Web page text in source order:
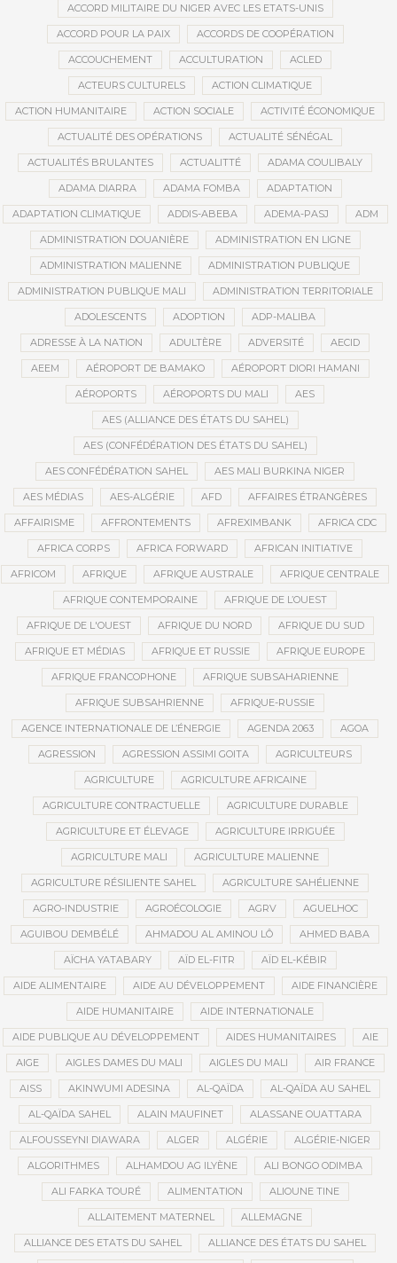
ACCORD MILITAIRE DU NIGER AVEC LES ETATS-UNIS
ACCORD POUR LA PAIX ACCORDS DE COOPÉRATION
ACCOUCHEMENT ACCULTURATION ACLED
ACTEURS CULTURELS ACTION CLIMATIQUE
ACTION HUMANITAIRE ACTION SOCIALE ACTIVITÉ ÉCONOMIQUE
ACTUALITÉ DES OPÉRATIONS ACTUALITÉ SÉNÉGAL
ACTUALITÉS BRULANTES ACTUALITTÉ ADAMA COULIBALY
ADAMA DIARRA ADAMA FOMBA ADAPTATION
ADAPTATION CLIMATIQUE ADDIS-ABEBA ADEMA-PASJ ADM
ADMINISTRATION DOUANIÈRE ADMINISTRATION EN LIGNE
ADMINISTRATION MALIENNE ADMINISTRATION PUBLIQUE
ADMINISTRATION PUBLIQUE MALI ADMINISTRATION TERRITORIALE
ADOLESCENTS ADOPTION ADP-MALIBA
ADRESSE À LA NATION ADULTÈRE ADVERSITÉ AECID
AEEM AÉROPORT DE BAMAKO AÉROPORT DIORI HAMANI
AÉROPORTS AÉROPORTS DU MALI AES
AES (ALLIANCE DES ÉTATS DU SAHEL)
AES (CONFÉDÉRATION DES ÉTATS DU SAHEL)
AES CONFÉDÉRATION SAHEL AES MALI BURKINA NIGER
AES MÉDIAS AES-ALGÉRIE AFD AFFAIRES ÉTRANGÈRES
AFFAIRISME AFFRONTEMENTS AFREXIMBANK AFRICA CDC
AFRICA CORPS AFRICA FORWARD AFRICAN INITIATIVE
AFRICOM AFRIQUE AFRIQUE AUSTRALE AFRIQUE CENTRALE
AFRIQUE CONTEMPORAINE AFRIQUE DE L’OUEST
AFRIQUE DE L'OUEST AFRIQUE DU NORD AFRIQUE DU SUD
AFRIQUE ET MÉDIAS AFRIQUE ET RUSSIE AFRIQUE EUROPE
AFRIQUE FRANCOPHONE AFRIQUE SUBSAHARIENNE
AFRIQUE SUBSAHRIENNE AFRIQUE-RUSSIE
AGENCE INTERNATIONALE DE L’ÉNERGIE AGENDA 2063 AGOA
AGRESSION AGRESSION ASSIMI GOITA AGRICULTEURS
AGRICULTURE AGRICULTURE AFRICAINE
AGRICULTURE CONTRACTUELLE AGRICULTURE DURABLE
AGRICULTURE ET ÉLEVAGE AGRICULTURE IRRIGUÉE
AGRICULTURE MALI AGRICULTURE MALIENNE
AGRICULTURE RÉSILIENTE SAHEL AGRICULTURE SAHÉLIENNE
AGRO-INDUSTRIE AGROÉCOLOGIE AGRV AGUELHOC
AGUIBOU DEMBÉLÉ AHMADOU AL AMINOU LÔ AHMED BABA
AÏCHA YATABARY AÏD EL-FITR AÏD EL-KÉBIR
AIDE ALIMENTAIRE AIDE AU DÉVELOPPEMENT AIDE FINANCIÈRE
AIDE HUMANITAIRE AIDE INTERNATIONALE
AIDE PUBLIQUE AU DÉVELOPPEMENT AIDES HUMANITAIRES AIE
AIGE AIGLES DAMES DU MALI AIGLES DU MALI AIR FRANCE
AISS AKINWUMI ADESINA AL-QAÏDA AL-QAÏDA AU SAHEL
AL-QAÏDA SAHEL ALAIN MAUFINET ALASSANE OUATTARA
ALFOUSSEYNI DIAWARA ALGER ALGÉRIE ALGÉRIE-NIGER
ALGORITHMES ALHAMDOU AG ILYÈNE ALI BONGO ODIMBA
ALI FARKA TOURÉ ALIMENTATION ALIOUNE TINE
ALLAITEMENT MATERNEL ALLEMAGNE
ALLIANCE DES ETATS DU SAHEL ALLIANCE DES ÉTATS DU SAHEL